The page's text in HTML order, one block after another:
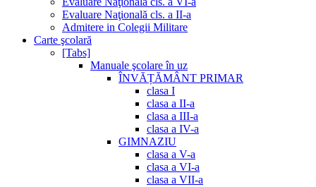
Evaluare Naţională cls. a II-a
Admitere in Colegii Militare
Carte şcolară
[Tabs]
Manuale şcolare în uz
ÎNVĂȚĂMÂNT PRIMAR
clasa I
clasa a II-a
clasa a III-a
clasa a IV-a
GIMNAZIU
clasa a V-a
clasa a VI-a
clasa a VII-a